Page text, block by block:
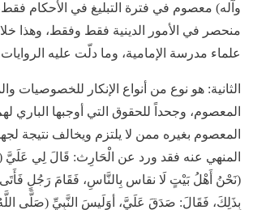
وآله) معصوم في فترة التبليغ في الأحكام
منحصر في الأمور الدينية فقط وفقط، وهذا
علماء مدرسة الإمامية، وما دلّت عليه
الثانية: هو نوع من أنواع الإنكار للخصوصيات
المعصوم، وجحداً للحقوق التي أوجبها الباري
المعصوم بغيره ممن لا يلتزم ويخالف نتيجة
المنهي عنه فقد ورد عن الْحَارِث: قَالَ لِي عَلَيَّ
(نَحْنُ أَهْلُ بَيْتٍ لَا نقاس بِالنَّاسِ، فَقَامَ رَجُلٍ
بِذَلِكَ، فَقَالَ: صَدَقَ عَلَيَّ، أوَلَيسَ النَّبِيِّ (صَلَّى اللَّهُ